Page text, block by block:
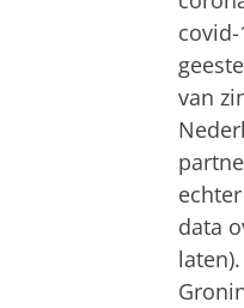
van
data